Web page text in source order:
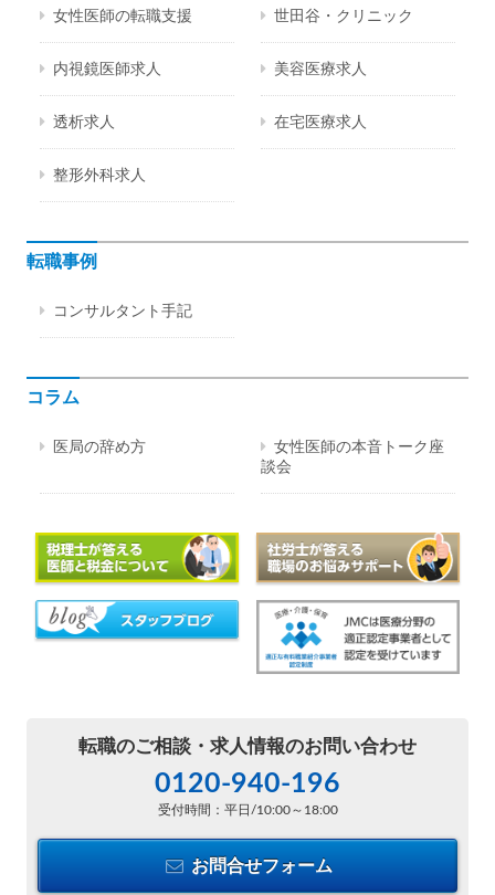
女性医師の転職支援 世田谷・クリニック
内視鏡医師求人 美容医療求人
透析求人 在宅医療求人
整形外科求人
転職事例
コンサルタント手記
コラム
医局の辞め方
女性医師の本音トーク座
談会
転職のご相談・ 求人情報のお問い合わせ
0120-940-196
受付時間：平日/10:00～18:00
お問合せフォーム